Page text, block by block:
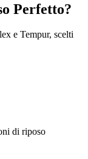
Perfetto?
e Tempur, scelti
di riposo